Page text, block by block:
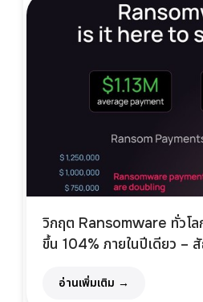
วิกฤต Ransomware ทั่วโ
ขึ้น 104% ภายในปีเดียว
อ่านเพิ่มเติม →